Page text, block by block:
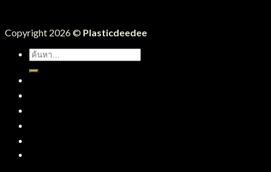
Copyright 2026 © Plasticdeedee
ค้นหา: